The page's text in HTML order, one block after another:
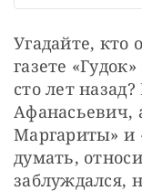
Угадайте, кто
газете
сто лет
Афанасьевич,
Маргариты» и
думать,
заблуждался,